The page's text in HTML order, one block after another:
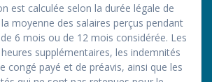
est calculée selon la durée légale de
moyenne des salaires perçus pendant
6 mois ou de 12 mois considérée. Les
supplémentaires, les indemnités
congé payé et de préavis, ainsi que les